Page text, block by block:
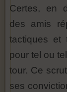
Certes, en
des amis
tactiques et
pour tel ou
tour. Ce
ses